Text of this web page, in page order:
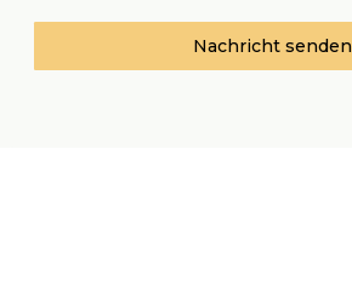
Nachricht senden